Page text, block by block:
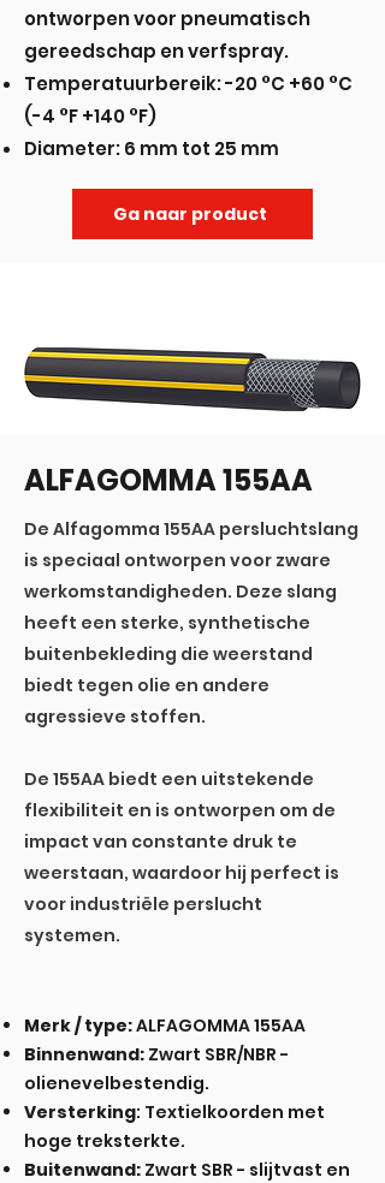
ontworpen voor pneumatisch
gereedschap en verfspray.
Temperatuurbereik: -20 °C +60 °C
(-4 °F +140 °F)
Diameter: 6 mm tot 25 mm
Ga naar product
ALFAGOMMA 155AA
De Alfagomma 155AA persluchtslang
is speciaal ontworpen voor zware
werkomstandigheden. Deze slang
heeft een sterke, synthetische
buitenbekleding die weerstand
biedt tegen olie en andere
agressieve stoffen.
De 155AA biedt een uitstekende
flexibiliteit en is ontworpen om de
impact van constante druk te
weerstaan, waardoor hij perfect is
voor industriële perslucht
systemen.
Merk / type:ALFAGOMMA 155AA
Binnenwand: Zwart SBR/NBR -
olienevelbestendig.
Versterking: Textielkoorden met
hoge treksterkte.
Buitenwand: Zwart SBR - slijtvast en